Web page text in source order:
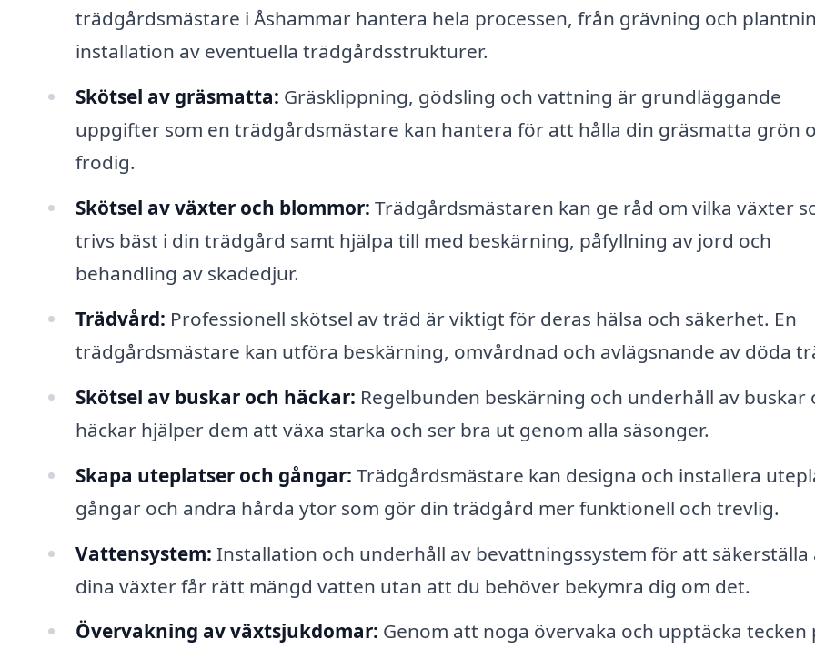
trädgårdsmästare i Åshammar hantera hela processen, från grävning och
installation av eventuella trädgårdsstrukturer.
Skötsel av gräsmatta: Gräsklippning, gödsling och vattning är grundläggande
uppgifter som en trädgårdsmästare kan hantera för att hålla din gräsmatta grön
frodig.
Skötsel av växter och blommor: Trädgårdsmästaren kan ge råd om vilka växter
trivs bäst i din trädgård samt hjälpa till med beskärning, påfyllning av jord och
behandling av skadedjur.
Trädvård: Professionell skötsel av träd är viktigt för deras hälsa och säkerhet. En
trädgårdsmästare kan utföra beskärning, omvårdnad och avlägsnande av döda
Skötsel av buskar och häckar: Regelbunden beskärning och underhåll av buskar
häckar hjälper dem att växa starka och ser bra ut genom alla säsonger.
Skapa uteplatser och gångar: Trädgårdsmästare kan designa och installera
gångar och andra hårda ytor som gör din trädgård mer funktionell och trevlig.
Vattensystem: Installation och underhåll av bevattningssystem för att säkerställa
dina växter får rätt mängd vatten utan att du behöver bekymra dig om det.
Övervakning av växtsjukdomar: Genom att noga övervaka och upptäcka tecken